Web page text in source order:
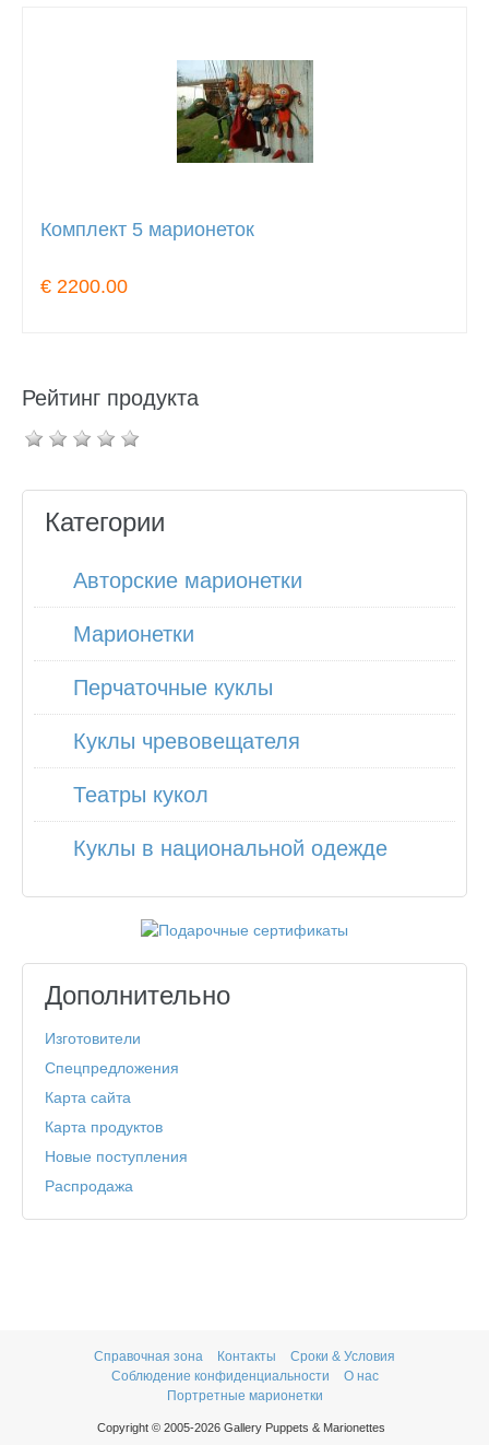
Комплект 5 марионеток
€ 2200.00
Рейтинг продукта
Категории
Авторские марионетки
Марионетки
Перчаточные куклы
Куклы чревовещателя
Театры кукол
Куклы в национальной одежде
Дополнительно
Изготовители
Спецпредложения
Карта сайта
Карта продуктов
Новые поступления
Распродажа
Справочная зона Контакты
Сроки & Условия
Соблюдение конфиденциальности
О нас
Портретные марионетки
Copyright © 2005-2026 Gallery Puppets & Marionettes